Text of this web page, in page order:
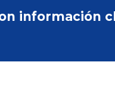
información